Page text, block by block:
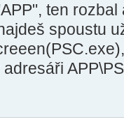
ten
spoustu